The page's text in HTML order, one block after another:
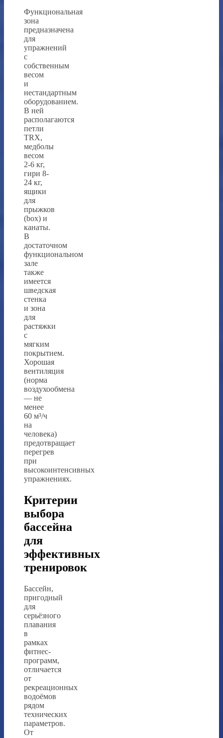
Функциональная
зона
предназначена
для
упражнений
с
собственным
весом
и
нестандартным
оборудованием.
В ней
располагаются
петли
TRX,
медболы
весом
2-6 кг,
гири 8-
24 кг,
ящики
для
прыжков
(box) и
канаты.
В
достаточном
функциональном
зале
также
имеется
шведская
стенка
и зона
для
растяжки
с
мягким
покрытием.
Хорошая
вентиляция
(норма
воздухообмена
— не
менее
60 м³/ч
на
человека)
предотвращает
перегрев
при
высокоинтенсивных
упражнениях.
Критерии
выбора
бассейна
для
эффективных
тренировок
Бассейн,
пригодный
для
серьёзного
плавания
в
рамках
фитнес-
программ,
отличается
от
рекреационных
водоёмов
рядом
технических
параметров.
От